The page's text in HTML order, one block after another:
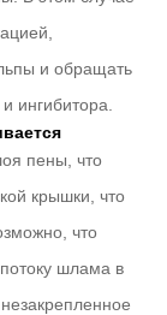
и обращать
ингибитора.
пены, что
крышки, что
что
шлама в